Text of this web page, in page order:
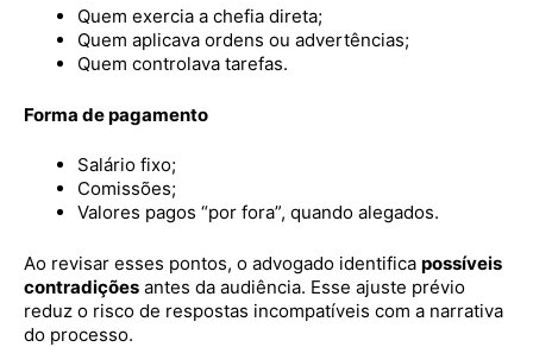
Quem exercia a chefia direta;
Quem aplicava ordens ou advertências;
Quem controlava tarefas.
Forma de pagamento
Salário fixo;
Comissões;
Valores pagos “por fora”, quando alegados.
Ao revisar esses pontos, o advogado identifica possíveis
contradições antes da audiência. Esse ajuste prévio
reduz o risco de respostas incompatíveis com a narrativa
do processo.